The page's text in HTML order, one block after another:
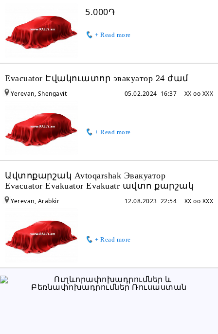
5.000֏
+ Read more
Evacuator Էվակուատոր эвакуатор 24 ժամ
+ Read more
XX oo XXX
05.02.2024 16:37
Yerevan, Shengavit
Ավտոքարշակ Avtoqarshak Эвакуатор
Evacuator Evakuator Evakuatr ավտո քարշակ
+ Read more
XX oo XXX
12.08.2023 22:54
Yerevan, Arabkir